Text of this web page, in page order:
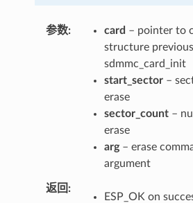
参数 card – pointer to
structure
sdmmc_card_init
start_sector–
erase
sector_count–
erase
arg– erase
argument
返回
ESP_OK on